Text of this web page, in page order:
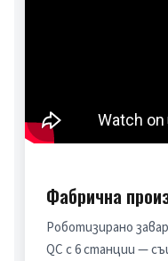
Фабрична
Роботизирано
QC с 6 станции —